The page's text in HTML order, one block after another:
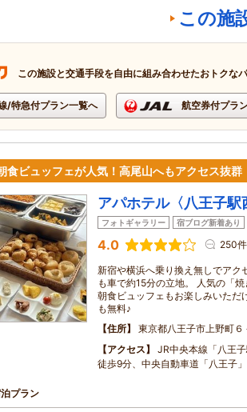
この施
この施設と交通手段を自由に組み合わせたおトクな
/特急付プラン一覧へ 航空券付プラ
食ビュッフェが人気！高尾山へもアクセス抜群
アパホテル〈八王子駅
フォトギャラリー 宿ブログ新着あり
4.0 250件
新宿や横浜へ乗り換え無しでアク
も車で約15分の立地。 人気の「
朝食ビュッフェもお楽しみいただ
も無料♪
住所
東京都八王子市上野町６
アクセス
JR中央本線「八王
徒歩9分、中央自動車道「八王子
泊プラン